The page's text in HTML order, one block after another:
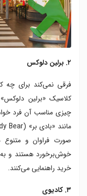
۲. برلین دلوکس
فرقی نمی‌کند برای چه
چیزی مناسب آن فرد
صورت فراوان و متنوع
خوش‌برخورد هستند و به
خرید راهنمایی می‌کنند.
۳. کادیوی